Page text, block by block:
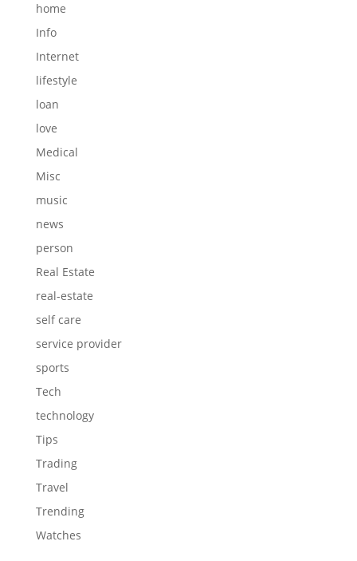
home
Info
Internet
lifestyle
loan
love
Medical
Misc
music
news
person
Real Estate
real-estate
self care
service provider
sports
Tech
technology
Tips
Trading
Travel
Trending
Watches